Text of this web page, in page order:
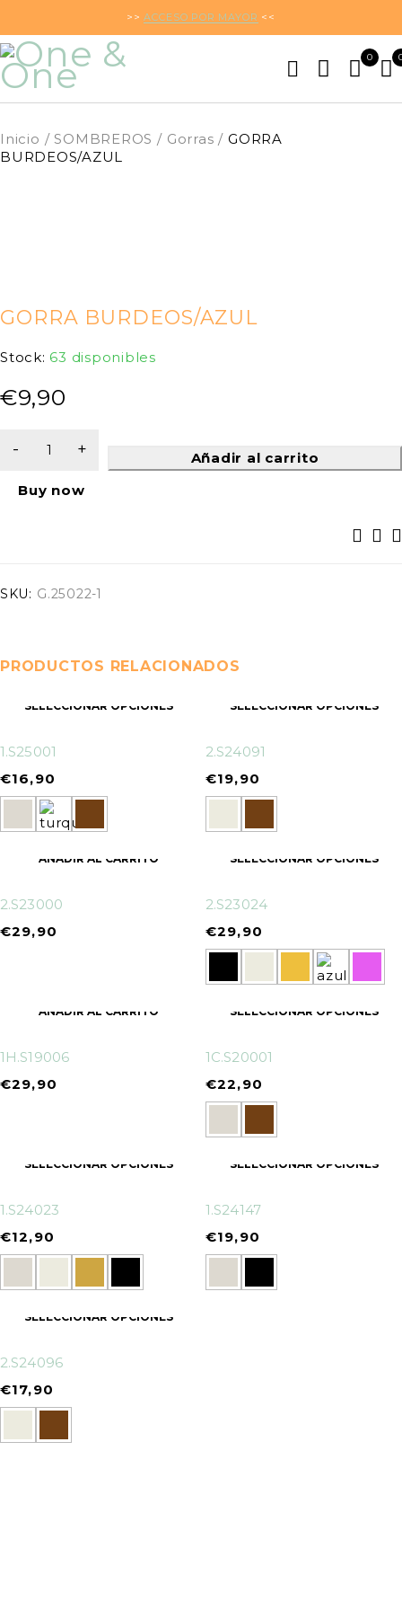
>>ACCESO POR MAYOR <<
0
Inicio / SOMBREROS / Gorras / GORRA
BURDEOS/AZUL
GORRA BURDEOS/AZUL
Stock: 63 disponibles
€9,90
Añadir al carrito
Buy now
SKU: G.25022-1
PRODUCTOS RELACIONADOS
SELECCIONAR OPCIONES
1.S25001
€16,90
SELECCIONAR OPCIONES
2.S24091
€19,90
AÑADIR AL CARRITO
2.S23000
€29,90
SELECCIONAR OPCIONES
2.S23024
€29,90
AÑADIR AL CARRITO
1H.S19006
€29,90
SELECCIONAR OPCIONES
1C.S20001
€22,90
SELECCIONAR OPCIONES
1.S24023
€12,90
SELECCIONAR OPCIONES
1.S24147
€19,90
SELECCIONAR OPCIONES
2.S24096
€17,90